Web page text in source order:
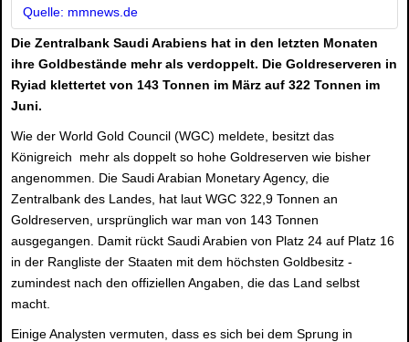
Quelle: mmnews.de
Die Zentralbank Saudi Arabiens hat in den letzten Monaten
ihre Goldbestände mehr als verdoppelt. Die Goldreserveren in
Ryiad klettertet von 143 Tonnen im März auf 322 Tonnen im
Juni.
Wie der World Gold Council (WGC) meldete, besitzt das
Königreich mehr als doppelt so hohe Goldreserven wie bisher
angenommen. Die Saudi Arabian Monetary Agency, die
Zentralbank des Landes, hat laut WGC 322,9 Tonnen an
Goldreserven, ursprünglich war man von 143 Tonnen
ausgegangen. Damit rückt Saudi Arabien von Platz 24 auf Platz 16
in der Rangliste der Staaten mit dem höchsten Goldbesitz -
zumindest nach den offiziellen Angaben, die das Land selbst
macht.
Einige Analysten vermuten, dass es sich bei dem Sprung in